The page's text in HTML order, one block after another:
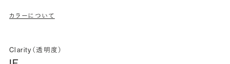
カラーについて
Clarity（透明度）